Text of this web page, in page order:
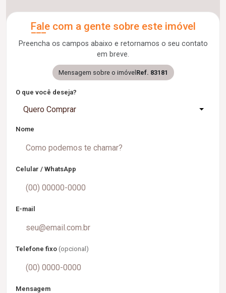
Fale com a gente sobre este imóvel
Preencha os campos abaixo e retornamos o seu contato
em breve.
Mensagem sobre o imóvel Ref. 83181
O que você deseja?
Quero Comprar
Nome
Celular / WhatsApp
E-mail
Telefone fixo (opcional)
Mensagem